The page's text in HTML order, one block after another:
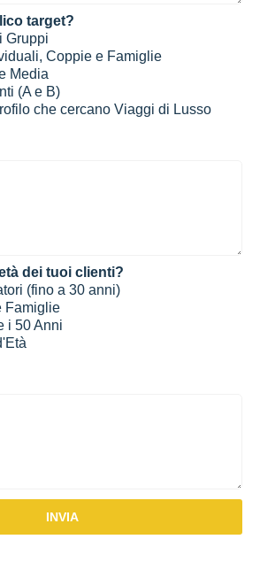
target?
Gruppi
Coppie e Famiglie
Media
(A e B)
che cercano Viaggi di Lusso
dei tuoi clienti?
(fino a 30 anni)
Famiglie
i 50 Anni
INVIA